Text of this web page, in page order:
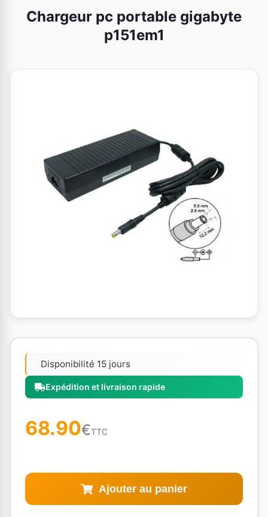
Chargeur pc portable gigabyte
p151em1
Expédition et livraison rapide
Disponibilité 15 jours
68.90€TTC
Ajouter au panier